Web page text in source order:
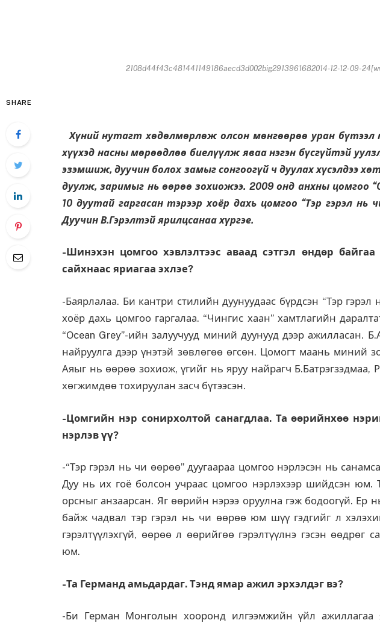
2108d44f43c481441149186aecd3d002big2913961682014-12-12-09-
SHARE
Хүний нутагт хөдөлмөрлөж олсон мөнгөөрөө уран бүтээл
хүүхэд насны мөрөөдлөө биелүүлж яваа нэгэн бүсгүйтэй
эзэмшиж, дуучин болох замыг сонгоогүй ч дуулах хүсэлдээ
дуулж, заримыг нь өөрөө зохиожээ. 2009 онд анхны цомгоо
10 дуутай гаргасан тэрээр хоёр дахь цомгоо “Тэр гэрэл нь
Дуучин В.Гэрэлтэй ярилцсанаа хүргэе.
-Шинэхэн цомгоо хэвлэлтээс аваад сэтгэл өндөр
сайхнаас яриагаа эхлэе?
-Баярлалаа. Би кантри стилийн дуунуудаас бүрдсэн “Тэр
хоёр дахь цомгоо гаргалаа. “Чингис хаан” хамтлагийн
“Ocean Grey”-ийн залуучууд миний дуунууд дээр ажилласан.
найруулга дээр үнэтэй зөвлөгөө өгсөн. Цомогт маань миний
Аяыг нь өөрөө зохиож, үгийг нь яруу найрагч
хөгжимдөө тохируулан засч бүтээсэн.
-Цомгийн нэр сонирхолтой санагдлаа. Та өөрийнхөө
нэрлэв үү?
-“Тэр гэрэл нь чи өөрөө” дуугаараа цомгоо нэрлэсэн нь
Дуу нь их гоё болсон учраас цомгоо нэрлэхээр шийдсэн юм.
орсныг анзаарсан. Яг өөрийн нэрээ оруулна гэж бодоогүй. Ер
байж чадвал тэр гэрэл нь чи өөрөө юм шүү гэдгийг л
гэрэлтүүлэхгүй, өөрөө л өөрийгөө гэрэлтүүлнэ гэсэн өөдрөг
юм.
-Та Германд амьдардаг. Тэнд ямар ажил эрхэлдэг вэ?
-Би Герман Монголын хооронд илгээмжийн үйл ажиллагаа